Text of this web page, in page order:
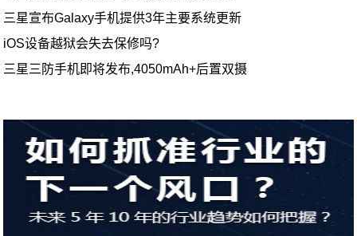
三星宣布Galaxy手机提供3年主要系统更新
iOS设备越狱会失去保修吗?
三星三防手机即将发布,4050mAh+后置双摄